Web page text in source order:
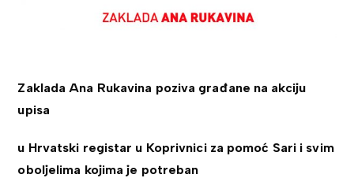
Zaklada Ana Rukavina poziva građane na akciju
upisa
u Hrvatski registar u Koprivnici za pomoć Sari i svim
oboljelima kojima je potreban